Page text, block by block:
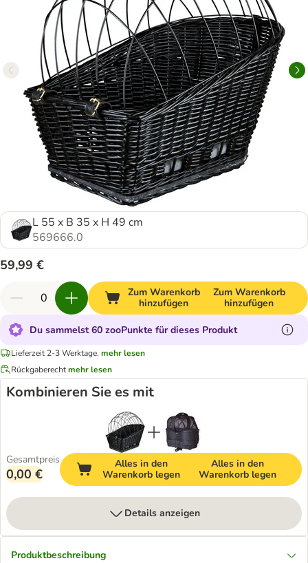
L 55 x B 35 x H 49 cm
569666.0
59,99 €
Zum Warenkorb
hinzufügen
Zum Warenkorb
hinzufügen
Du sammelst 60 zooPunkte für dieses Produkt
Lieferzeit 2-3 Werktage. mehr lesen
Rückgaberechtmehr lesen
Kombinieren Sie es mit
Gesamtpreis
0,00 €
Alles in den
Warenkorb legen
Alles in den
Warenkorb legen
Details anzeigen
Produktbeschreibung